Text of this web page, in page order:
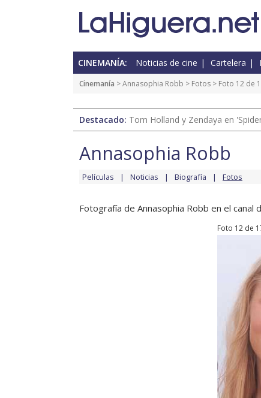
CINEMANÍA: Noticias de cine Cartelera
Cinemanía >Annasophia Robb > Fotos > Foto 12 de
Destacado: Tom Holland y Zendaya en
Annasophia Robb
Películas Noticias Biografía Fotos
Fotografía de Annasophia Robb en el canal
Foto 12 de